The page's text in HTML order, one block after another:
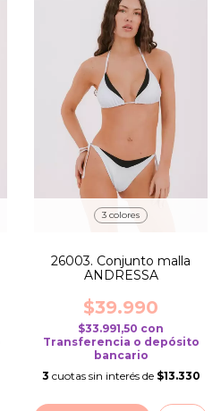
3 colores
26003. Conjunto malla
ANDRESSA
$39.990
$33.991,50 con
Transferencia o depósito
bancario
3 cuotas sin interés de $13.330